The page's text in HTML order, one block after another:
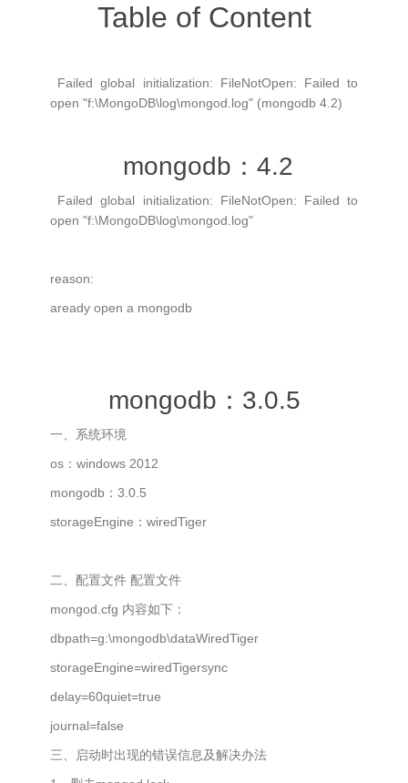
Table of Content
Failed global initialization: FileNotOpen: Failed to
open "f:\MongoDB\log\mongod.log" (mongodb 4.2)
mongodb：4.2
Failed global initialization: FileNotOpen: Failed to
open "f:\MongoDB\log\mongod.log"
reason:
aready open a mongodb
mongodb：3.0.5
一、系统环境
os：windows 2012
mongodb：3.0.5
storageEngine：wiredTiger
二、配置文件 配置文件
mongod.cfg 内容如下：
dbpath=g:\mongodb\dataWiredTiger
storageEngine=wiredTigersync
delay=60quiet=true
journal=false
三、启动时出现的错误信息及解决办法